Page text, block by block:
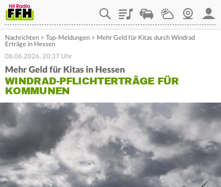
PlaylistStaupilotWetterWebcam
Nachrichten > Top-Meldungen > Mehr Geld für Kitas durch Windrad
Erträge in Hessen
08.06.2026, 20:37 Uhr
Mehr Geld für Kitas in Hessen
WINDRAD-PFLICHTERTRÄGE FÜR
KOMMUNEN